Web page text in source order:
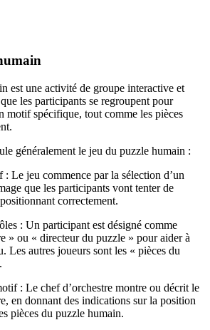
est une activité de groupe interactive et
les participants se regroupent pour
motif spécifique, tout comme les pièces
généralement le jeu du puzzle humain :
Le jeu commence par la sélection d’un
que les participants vont tenter de
correctement.
: Un participant est désigné comme
» ou « directeur du puzzle » pour aider à
Les autres joueurs sont les « pièces du
: Le chef d’orchestre montre ou décrit le
en donnant des indications sur la position
pièces du puzzle humain.